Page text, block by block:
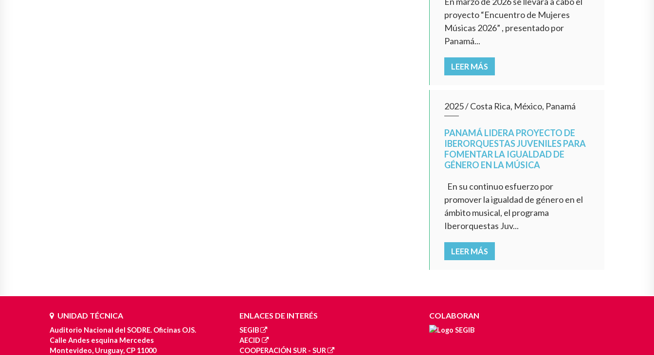
proyecto “Encuentro de Mujeres
Músicas 2026” , presentado por
Panamá...
LEER MÁS
2025/Costa Rica, México, Panamá
PANAMÁ LIDERA PROYECTO DE
IBERORQUESTAS JUVENILES PARA
FOMENTAR LA IGUALDAD DE
GÉNERO EN LA MÚSICA
En su continuo esfuerzo por
promover la igualdad de género en el
ámbito musical, el programa
Iberorquestas Juv...
LEER MÁS
UNIDAD TÉCNICA
Auditorio Nacional del SODRE. Oficinas OJS.
Calle Andes esquina Mercedes
Montevideo, Uruguay, CP 11000
ENLACES DE INTERÉS
SEGIB
AECID
COOPERACIÓN SUR - SUR
COLABORAN